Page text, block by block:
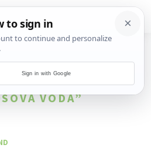
REZULTATA ZA TAG
VODA”
Sign in with Google